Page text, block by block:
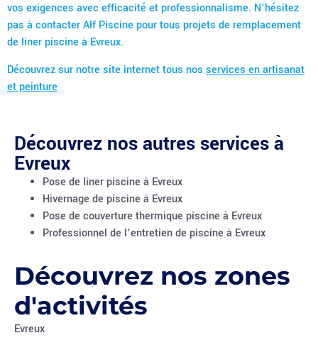
vos exigences avec efficacité et professionnalisme. N’hésitez
pas à contacter Alf Piscine pour tous projets de remplacement
de liner piscine à Evreux.
Découvrez sur notre site internet tous nos services en artisanat
et peinture
Découvrez nos autres services à
Evreux
Pose de liner piscine à Evreux
Hivernage de piscine à Evreux
Pose de couverture thermique piscine à Evreux
Professionnel de l’entretien de piscine à Evreux
Découvrez nos zones
d'activités
Evreux